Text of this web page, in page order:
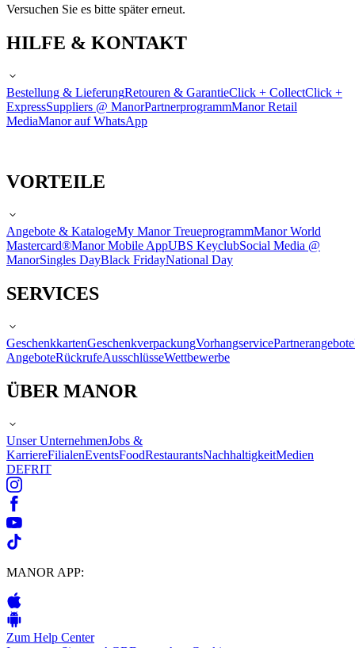
Versuchen Sie es bitte später erneut.
HILFE & KONTAKT
Bestellung & LieferungRetouren & GarantieClick + CollectClick +
ExpressSuppliers @ ManorPartnerprogrammManor Retail
MediaManor auf WhatsApp
VORTEILE
Angebote & KatalogeMy Manor TreueprogrammManor World
Mastercard®Manor Mobile AppUBS KeyclubSocial Media @
ManorSingles DayBlack FridayNational Day
SERVICES
GeschenkkartenGeschenkverpackungVorhangservicePartnerangebote
AngeboteRückrufeAusschlüsseWettbewerbe
ÜBER MANOR
Unser UnternehmenJobs &
KarriereFilialenEventsFoodRestaurantsNachhaltigkeitMedien
DEFRIT
MANOR APP:
Zum Help Center